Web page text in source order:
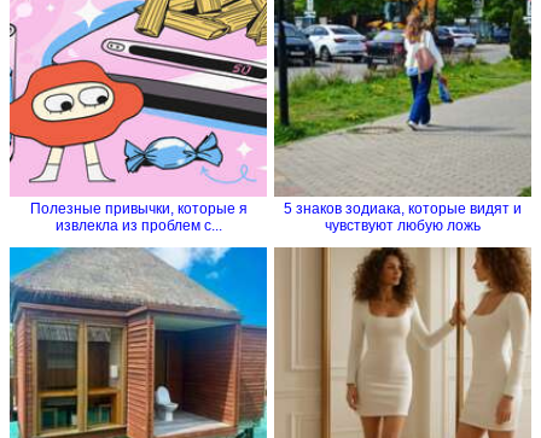
Полезные привычки, которые я
извлекла из проблем с...
5 знаков зодиака, которые видят и
чувствуют любую ложь